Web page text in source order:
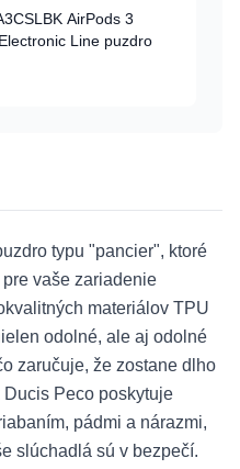
AirPods 3
Line puzdro
typu "pancier", ktoré
vaše zariadenie
materiálov TPU
odolné, ale aj odolné
zaručuje, že zostane dlho
Peco poskytuje
pádmi a nárazmi,
slúchadlá sú v bezpečí.